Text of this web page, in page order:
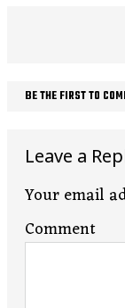
BE THE FIRST TO
Leave a
Your email
Comment